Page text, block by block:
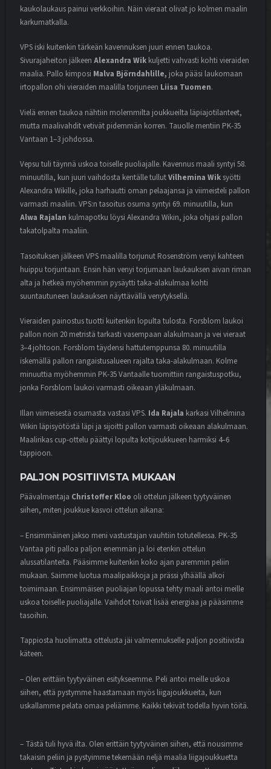
kaukolaukaus painui verkkoihin. Näin vieraat olivat jo kolmen maalin
karkumatkalla.
VPS iski kuitenkin tärkeän kavennuksen juuri ennen taukoa.
Sivurajaheiton jälkeen Alexandra Wik kuljetti vahvasti kohti vieraiden
maalia. Pallo kimposi Malva Björndahlille, joka pääsi laukomaan
irtopallon ohi vieraiden maalilla torjuneen Liisa Tuomen.
Vielä ennen taukoa nähtiin molemmilta joukkueilta läpiajotilanteet,
mutta maalivahdit vetivät pidemmän korren. Tauolle mentiin PK-35
Vantaan 1–3 johdossa.
Vepsu tuli täynnä uskoa toiselle puoliajalle. Kavennus maali syntyi 58.
minuutilla, kun juuri vaihdosta kentälle tullutVilhemina Wik syötti
Alexandra Wikille, joka harhautti oman pelaajansa ja viimeisteli pallon
varmasti maaliin. VPS:n tasoitus osuma syntyi 69. minuutilla, kun
Alwa Rajalan kulmapotku löysi Alexandra Wikin, joka ohjasi pallon
takatolpalta maaliin.
Tasoituksen jälkeen VPS maalilla torjunut Rosenström venyi kahteen
huippu torjuntaan. Ensin hän venyi torjumaan laukauksen aivan riman
alta ja hetkeä myöhemmin pysäytti taka-alakulmaa kohti
suuntautuneen laukauksen näyttävällä venytyksellä.
Vieraiden painostus tuotti kuitenkin lopulta tulosta. Forsblom laukoi
pallon noin 20 metristä tarkasti vasempaan alakulmaan ja vei vieraat
3–4 johtoon. Forsblom täydensi hattutemppunsa 80. minuutilla
iskemällä pallon rangaistusalueen rajalta taka-alakulmaan. Kolme
minuuttia myöhemmin PK-35 Vantaalle tuomittiin rangaistuspotku,
jonka Forsblom laukoi varmasti oikeaan yläkulmaan.
Illan viimeisestä osumasta vastasi VPS. Ida Rajala karkasi Vilhelmina
Wikin läpisyötöstä läpi ja sijoitti pallon varmasti oikeaan alakulmaan.
Maalirikas cup-ottelu päättyi lopulta kotijoukkueen harmiksi 4–6
tappioon.
PALJON POSITIIVISTA MUKAAN
Päävalmentaja Christoffer Kloo oli ottelun jälkeen tyytyväinen
siihen, miten joukkue kasvoi ottelun aikana:
– Ensimmäinen jakso meni vastustajan vauhtiin totutellessa. PK-35
Vantaa piti palloa paljon enemmän ja loi etenkin ottelun
alussatilanteita. Pääsimme kuitenkin koko ajan paremmin peliin
mukaan. Saimme luotua maalipaikkoja ja prässi ylhäällä alkoi
toimimaan. Ensimmäisen puoliajan lopussa tehty maali antoi meille
uskoa toiselle puoliajalle. Vaihdot toivat lisää energiaa ja pääsimme
tasoihin.
Tappiosta huolimatta ottelusta jäi valmennukselle paljon positiivista
käteen.
– Olen erittäin tyytyväinen esitykseemme. Peli antoi meille uskoa
siihen, että pystymme haastamaan myös liigajoukkueita, kun
uskallamme pelata omaa peliämme. Kaikki tekivät todella hyvin töitä.
– Tästä tuli hyvä ilta. Olen erittäin tyytyväinen siihen, että nousimme
takaisin peliin ja pystyimme tekemään neljä maalia liigajoukkuetta